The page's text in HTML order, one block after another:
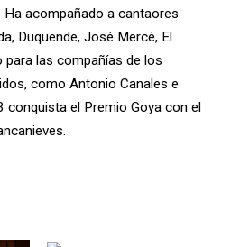
acompañado a cantaores
Duquende, José Mercé, El
para las compañías de los
como Antonio Canales e
conquista el Premio Goya con el